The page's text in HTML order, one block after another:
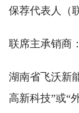
保荐代表人（
联席主承销商：
湖南省飞沃新
高新科技”或“